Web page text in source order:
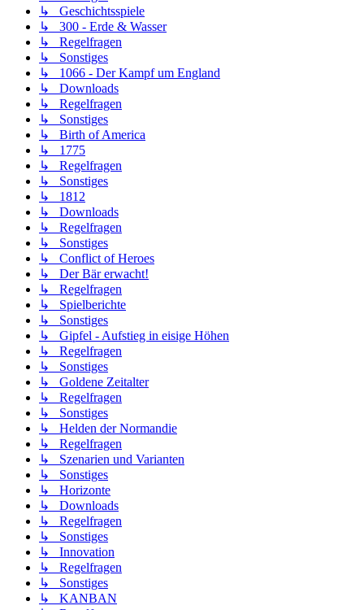
↳ Geschichtsspiele
↳ 300 - Erde & Wasser
↳ Regelfragen
↳ Sonstiges
↳ 1066 - Der Kampf um England
↳ Downloads
↳ Regelfragen
↳ Sonstiges
↳ Birth of America
↳ 1775
↳ Regelfragen
↳ Sonstiges
↳ 1812
↳ Downloads
↳ Regelfragen
↳ Sonstiges
↳ Conflict of Heroes
↳ Der Bär erwacht!
↳ Regelfragen
↳ Spielberichte
↳ Sonstiges
↳ Gipfel - Aufstieg in eisige Höhen
↳ Regelfragen
↳ Sonstiges
↳ Goldene Zeitalter
↳ Regelfragen
↳ Sonstiges
↳ Helden der Normandie
↳ Regelfragen
↳ Szenarien und Varianten
↳ Sonstiges
↳ Horizonte
↳ Downloads
↳ Regelfragen
↳ Sonstiges
↳ Innovation
↳ Regelfragen
↳ Sonstiges
↳ KANBAN